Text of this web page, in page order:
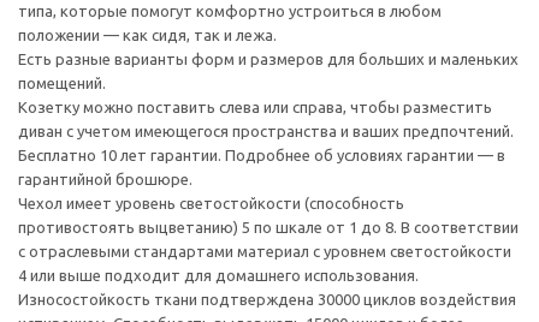
типа, которые помогут комфортно устроиться в любом
положении — как сидя, так и лежа.
Есть разные варианты форм и размеров для больших и маленьких
помещений.
Козетку можно поставить слева или справа, чтобы разместить
диван с учетом имеющегося пространства и ваших предпочтений.
Бесплатно 10 лет гарантии. Подробнее об условиях гарантии — в
гарантийной брошюре.
Чехол имеет уровень светостойкости (способность
противостоять выцветанию) 5 по шкале от 1 до 8. В соответствии
с отраслевыми стандартами материал с уровнем светостойкости
4 или выше подходит для домашнего использования.
Износостойкость ткани подтверждена 30000 циклов воздействия